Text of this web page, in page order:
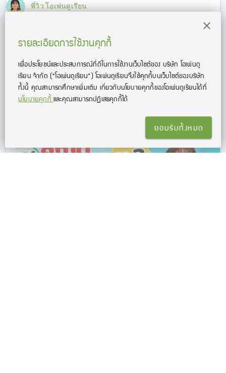
เพิ่มเกรดอังกฤษ ม.3 By ครูเจ๊หยก
อันสั้น
ทดลองเรียนฟรี
ประสบการณ์สอนคณิตศาสตร์มากกว่า 10 ปี
รายละเอียดการใช้งานคุกกี้
เพื่อประโยชน์และประสบการณ์ที่ดีในการใช้งานเว็บไซต์ของ บริษัท โอเพ่นดู
เรียน จํากัด (“โอเพ่นดูเรียน”)โอเพ่นดูเรียนจึงใช้คุกกี้บนเว็บไซต์ของบริษัท
ทั้งนี้ คุณสามารถศึกษาเพิ่มเติม เกี่ยวกับนโยบายคุกกี้ของโอเพ่นดูเรียนได้ที่
นโยบายคุกกี้และคุณสามารถปฏิเสธคุกกี้ได้
ยอมรับทั้งหมด